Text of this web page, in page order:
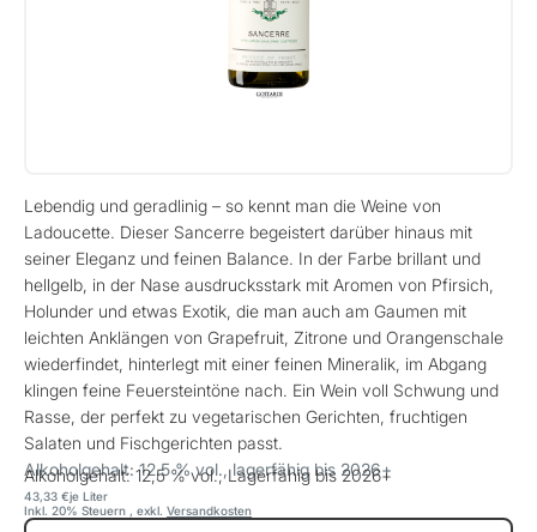
Lebendig und geradlinig – so kennt man die Weine von
Ladoucette. Dieser Sancerre begeistert darüber hinaus mit
seiner Eleganz und feinen Balance. In der Farbe brillant und
hellgelb, in der Nase ausdrucksstark mit Aromen von Pfirsich,
Holunder und etwas Exotik, die man auch am Gaumen mit
leichten Anklängen von Grapefruit, Zitrone und Orangenschale
wiederfindet, hinterlegt mit einer feinen Mineralik, im Abgang
klingen feine Feuersteintöne nach. Ein Wein voll Schwung und
Rasse, der perfekt zu vegetarischen Gerichten, fruchtigen
Salaten und Fischgerichten passt.
Alkoholgehalt: 12,5 % vol., lagerfähig bis 2026+
Alkoholgehalt: 12,5 % vol., Lagerfähig bis 2026+
je Liter
43,33 €
Inkl. 20% Steuern , exkl. Versandkosten